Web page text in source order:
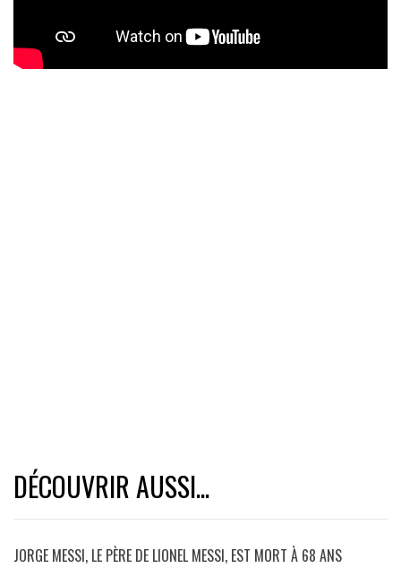
DÉCOUVRIR AUSSI...
JORGE MESSI, LE PÈRE DE LIONEL MESSI, EST MORT À 68 ANS